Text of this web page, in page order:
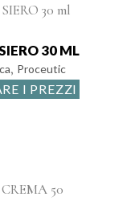
30 ML
, Proceutic
I PREZZI